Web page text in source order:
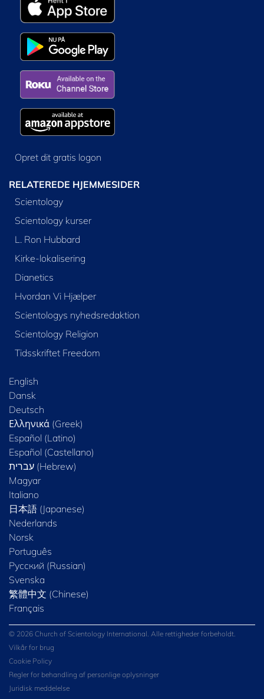
Opret dit gratis logon
RELATEREDE HJEMMESIDER
Scientology
Scientology kurser
L. Ron Hubbard
Kirke-lokalisering
Dianetics
Hvordan Vi Hjælper
Scientologys nyhedsredaktion
Scientology Religion
Tidsskriftet Freedom
English
Dansk
Deutsch
Ελληνικά (Greek)
Español (Latino)
Español (Castellano)
Magyar
Italiano
日本語 (Japanese)
Nederlands
Norsk
Português
Русский (Russian)
Svenska
繁體中文 (Chinese)
Français
© 2026 Church of Scientology International. Alle rettigheder forbeholdt.
Vilkår for brug
Cookie Policy
Regler for behandling af personlige oplysninger
Juridisk meddelelse